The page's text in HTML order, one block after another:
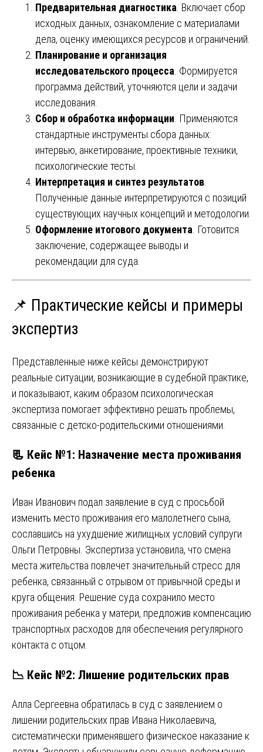
Предварительная диагностика . Включает сбор
исходных данных, ознакомление с материалами
дела, оценку имеющихся ресурсов и ограничений.
Планирование и организация
исследовательского процесса . Формируется
программа действий, уточняются цели и задачи
исследования.
Сбор и обработка информации . Применяются
стандартные инструменты сбора данных:
интервью, анкетирование, проективные техники,
психологические тесты.
Интерпретация и синтез результатов
Полученные данные интерпретируются с позиций
существующих научных концепций и методологии.
Оформление итогового документа . Готовится
заключение, содержащее выводы и
рекомендации для суда.
📌 Практические кейсы и примеры
экспертиз
Представленные ниже кейсы демонстрируют
реальные ситуации, возникающие в судебной практике,
и показывают, каким образом психологическая
экспертиза помогает эффективно решать проблемы,
связанные с детско-родительскими отношениями.
📃 Кейс №1: Назначение места проживания
ребенка
Иван Иванович подал заявление в суд с просьбой
изменить место проживания его малолетнего сына,
сославшись на ухудшение жилищных условий супруги
Ольги Петровны. Экспертиза установила, что смена
места жительства повлечет значительный стресс для
ребенка, связанный с отрывом от привычной среды и
круга общения. Решение суда сохранило место
проживания ребенка у матери, предложив компенсацию
транспортных расходов для обеспечения регулярного
контакта с отцом.
📉 Кейс №2: Лишение родительских прав
Алла Сергеевна обратилась в суд с заявлением о
лишении родительских прав Ивана Николаевича,
систематически применявшего физическое наказание к